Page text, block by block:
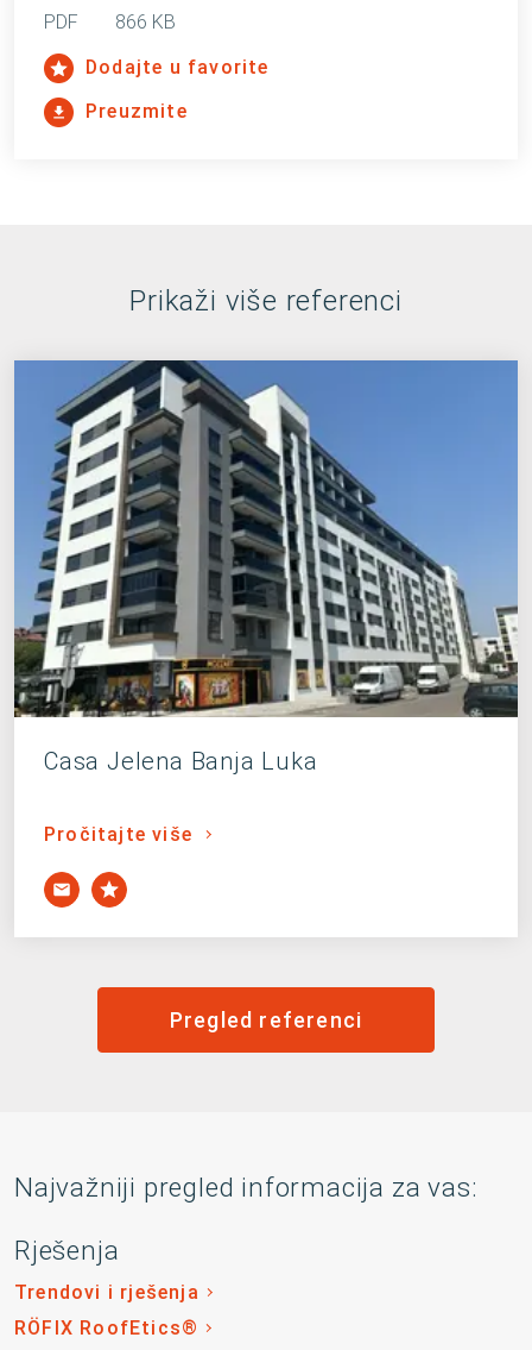
PDF
866 KB
Dodajte u favorite
Preuzmite
Prikaži više referenci
Casa Jelena Banja Luka
Pročitajte više
Pregled referenci
Najvažniji pregled informacija za vas:
Rješenja
Trendovi i rješenja
RÖFIX RoofEtics®